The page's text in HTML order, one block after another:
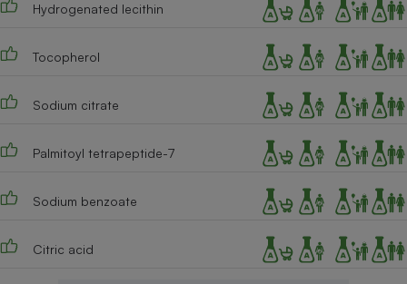
Hydrogenated lecithin
Tocopherol
Sodium citrate
Palmitoyl tetrapeptide-7
Sodium benzoate
Citric acid